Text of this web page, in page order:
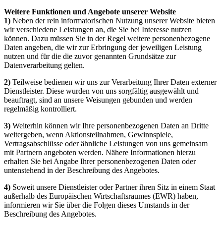
Weitere Funktionen und Angebote unserer Website
1) Neben der rein informatorischen Nutzung unserer Website bieten
wir verschiedene Leistungen an, die Sie bei Interesse nutzen
können. Dazu müssen Sie in der Regel weitere personenbezogene
Daten angeben, die wir zur Erbringung der jeweiligen Leistung
nutzen und für die die zuvor genannten Grundsätze zur
Datenverarbeitung gelten.
2) Teilweise bedienen wir uns zur Verarbeitung Ihrer Daten externer
Dienstleister. Diese wurden von uns sorgfältig ausgewählt und
beauftragt, sind an unsere Weisungen gebunden und werden
regelmäßig kontrolliert.
3) Weiterhin können wir Ihre personenbezogenen Daten an Dritte
weitergeben, wenn Aktionsteilnahmen, Gewinnspiele,
Vertragsabschlüsse oder ähnliche Leistungen von uns gemeinsam
mit Partnern angeboten werden. Nähere Informationen hierzu
erhalten Sie bei Angabe Ihrer personenbezogenen Daten oder
untenstehend in der Beschreibung des Angebotes.
4) Soweit unsere Dienstleister oder Partner ihren Sitz in einem Staat
außerhalb des Europäischen Wirtschaftsraumes (EWR) haben,
informieren wir Sie über die Folgen dieses Umstands in der
Beschreibung des Angebotes.